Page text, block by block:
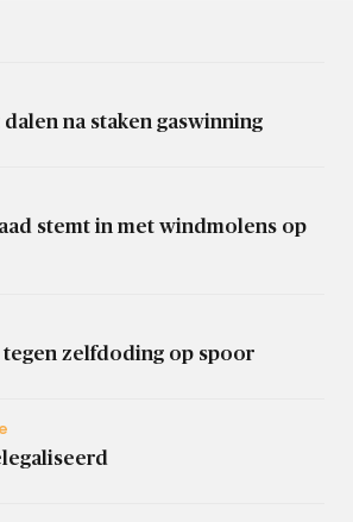
na staken gaswinning
stemt in met windmolens op
zelfdoding op spoor